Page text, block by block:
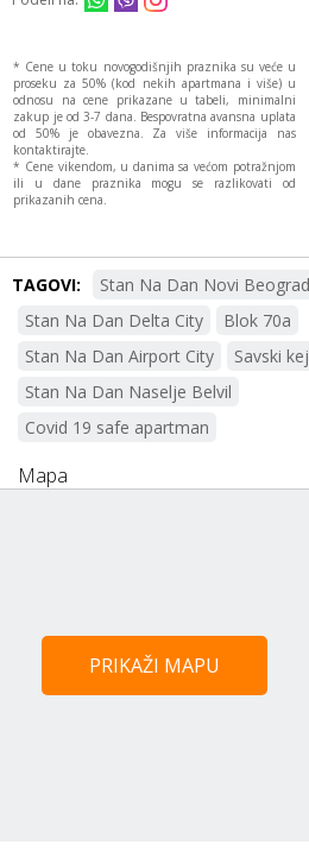
* Cene u toku novogodišnjih praznika su veće u
proseku za 50% (kod nekih apartmana i više) u
odnosu na cene prikazane u tabeli, minimalni
zakup je od 3-7 dana. Bespovratna avansna uplata
od 50% je obavezna. Za više informacija nas
kontaktirajte.
* Cene vikendom, u danima sa većom potražnjom
ili u dane praznika mogu se razlikovati od
prikazanih cena.
TAGOVI:
Stan Na Dan Novi Beograd
Stan Na Dan Delta City
Blok 70a
Stan Na Dan Airport City
Savski kej
Stan Na Dan Naselje Belvil
Covid 19 safe apartman
Mapa
PRIKAŽI MAPU